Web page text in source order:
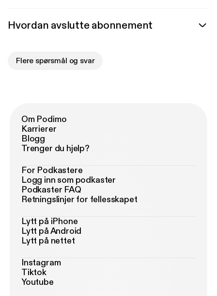
Hvordan avslutte abonnement
Flere spørsmål og svar
Om Podimo
Karrierer
Blogg
Trenger du hjelp?
For Podkastere
Logg inn som podkaster
Podkaster FAQ
Retningslinjer for fellesskapet
Lytt på iPhone
Lytt på Android
Lytt på nettet
Instagram
Tiktok
Youtube